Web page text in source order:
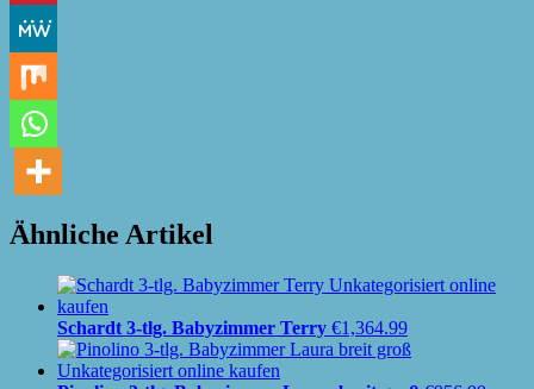
Ähnliche Artikel
Schardt 3-tlg. Babyzimmer Terry €1,364.99